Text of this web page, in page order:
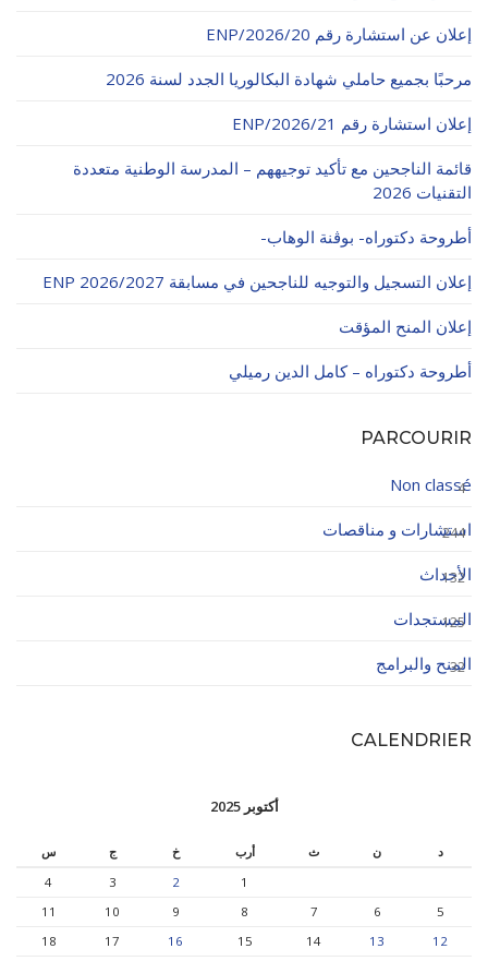
ميثاق الأداب والأخلاقيات الجامعية
إعلان عن استشارة رقم 20/ENP/2026
مرحبًا بجميع حاملي شهادة البكالوريا الجدد لسنة 2026
إعلان استشارة رقم 21/ENP/2026
قائمة الناجحين مع تأكيد توجيههم – المدرسة الوطنية متعددة
التقنيات 2026
أطروحة دكتوراه- بوڨنة الوهاب-
إعلان التسجيل والتوجيه للناجحين في مسابقة ENP 2026/2027
إعلان المنح المؤقت
أطروحة دكتوراه – كامل الدين رميلي
PARCOURIR
Non classé
4
استشارات و مناقصات
244
الأحداث
132
المستجدات
125
المنح والبرامج
32
CALENDRIER
أكتوبر 2025
د ن ث أرب خ ج
س
1
2
3
4
5
6
7
8
9
10
11
12
13
14
15
16
17
18